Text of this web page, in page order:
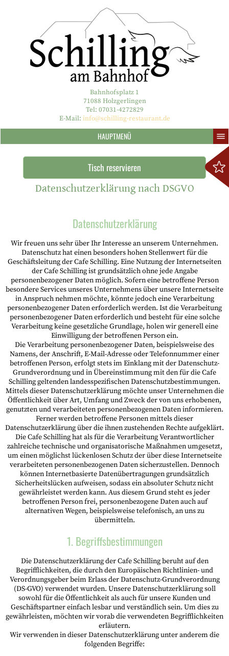
Bahnhofsplatz 1
71088 Holzgerlingen
Tel: 07031-4272829
E-Mail: info@schilling-restaurant.de
HAUPTMENÜ
Tisch reservieren
Datenschutzerklärung nach DSGVO
Datenschutzerklärung
Wir freuen uns sehr über Ihr Interesse an unserem Unternehmen.
Datenschutz hat einen besonders hohen Stellenwert für die
Geschäftsleitung der Cafe Schilling. Eine Nutzung der Internetseiten
der Cafe Schilling ist grundsätzlich ohne jede Angabe
personenbezogener Daten möglich. Sofern eine betroffene Person
besondere Services unseres Unternehmens über unsere Internetseite
in Anspruch nehmen möchte, könnte jedoch eine Verarbeitung
personenbezogener Daten erforderlich werden. Ist die Verarbeitung
personenbezogener Daten erforderlich und besteht für eine solche
Verarbeitung keine gesetzliche Grundlage, holen wir generell eine
Einwilligung der betroffenen Person ein.
Die Verarbeitung personenbezogener Daten, beispielsweise des
Namens, der Anschrift, E-Mail-Adresse oder Telefonnummer einer
betroffenen Person, erfolgt stets im Einklang mit der Datenschutz-
Grundverordnung und in Übereinstimmung mit den für die Cafe
Schilling geltenden landesspezifischen Datenschutzbestimmungen.
Mittels dieser Datenschutzerklärung möchte unser Unternehmen die
Öffentlichkeit über Art, Umfang und Zweck der von uns erhobenen,
genutzten und verarbeiteten personenbezogenen Daten informieren.
Ferner werden betroffene Personen mittels dieser
Datenschutzerklärung über die ihnen zustehenden Rechte aufgeklärt.
Die Cafe Schilling hat als für die Verarbeitung Verantwortlicher
zahlreiche technische und organisatorische Maßnahmen umgesetzt,
um einen möglichst lückenlosen Schutz der über diese Internetseite
verarbeiteten personenbezogenen Daten sicherzustellen. Dennoch
können Internetbasierte Datenübertragungen grundsätzlich
Sicherheitslücken aufweisen, sodass ein absoluter Schutz nicht
gewährleistet werden kann. Aus diesem Grund steht es jeder
betroffenen Person frei, personenbezogene Daten auch auf
alternativen Wegen, beispielsweise telefonisch, an uns zu
übermitteln.
1. Begriffsbestimmungen
Die Datenschutzerklärung der Cafe Schilling beruht auf den
Begrifflichkeiten, die durch den Europäischen Richtlinien- und
Verordnungsgeber beim Erlass der Datenschutz-Grundverordnung
(DS-GVO) verwendet wurden. Unsere Datenschutzerklärung soll
sowohl für die Öffentlichkeit als auch für unsere Kunden und
Geschäftspartner einfach lesbar und verständlich sein. Um dies zu
gewährleisten, möchten wir vorab die verwendeten Begrifflichkeiten
erläutern.
Wir verwenden in dieser Datenschutzerklärung unter anderem die
folgenden Begriffe: